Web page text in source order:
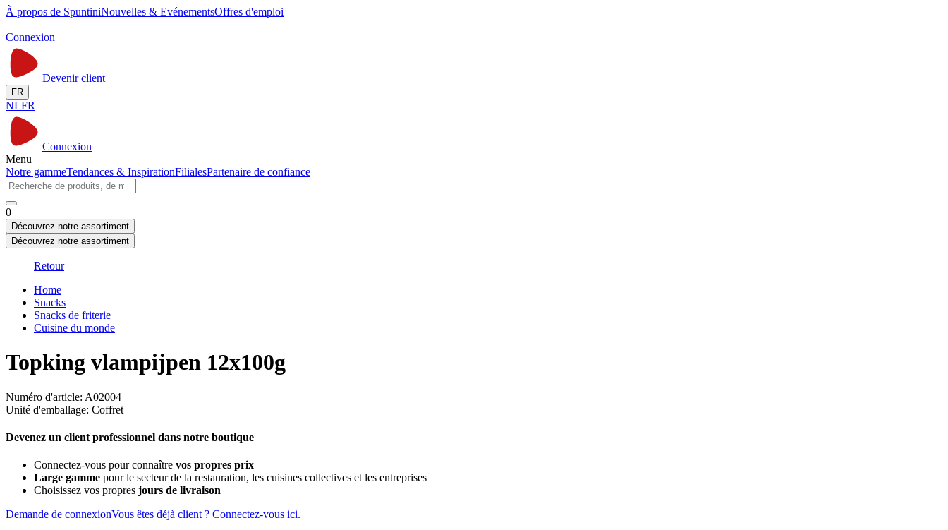
À propos de SpuntiniNouvelles & EvénementsOffres d'emploi
Connexion
Devenir client
FR
NLFR
Connexion
Menu
Notre gammeTendances & InspirationFilialesPartenaire de confiance
0
Découvrez notre assortiment
Découvrez notre assortiment
Retour
Home
Snacks
Snacks de friterie
Cuisine du monde
Topking vlampijpen 12x100g
Numéro d'article: A02004
Unité d'emballage: Coffret
Devenez un client professionnel dans notre boutique
Connectez-vous pour connaître vos propres prix
Large gamme pour le secteur de la restauration, les cuisines collectives et les entreprises
Choisissez vos propres jours de livraison
Demande de connexionVous êtes déjà client ? Connectez-vous ici.